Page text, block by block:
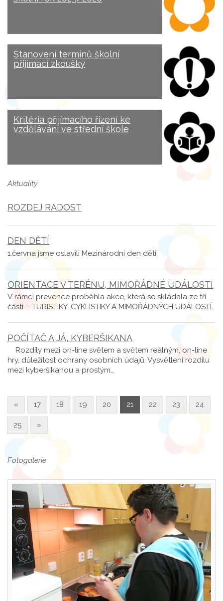
Stanovení termínů školní
přijímací zkoušky
Kritéria přijímacího řízení ke
vzdělávání ve střední škole
Aktuality
ROZDEJ RADOST
DEN DĚTÍ
1.června jsme oslavili Mezinárodní den dětí
ORIENTACE V TERÉNU, MIMOŘÁDNÉ UDÁLOSTI
V rámci prevence proběhla akce, která se skládala ze tří
částí – TURISTIKY, CYKLISTIKY A MIMOŘÁDNÝCH UDÁLOSTÍ.
POČÍTAČ A JÁ, KYBERŠIKANA
Rozdíly mezi on-line světem a světem reálným, on-line
hry, důležitost ochrany osobních údajů. Vysvětlení rozdílu
mezi kyberšikanou a prostým…
« 17 18 19 20 21 22 23 24
25 »
Fotogalerie